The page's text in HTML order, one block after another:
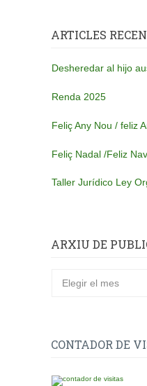
ARTICLES
Desheredar al hijo
Renda 2025
Feliç Any Nou / feliz
Feliç Nadal /Feliz
Taller Jurídico Ley
ARXIU DE
CONTADOR DE